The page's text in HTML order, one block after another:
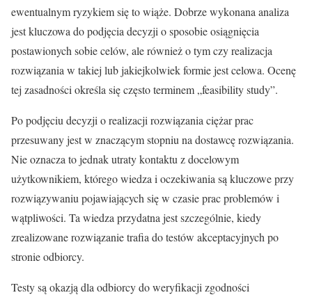
ewentualnym ryzykiem się to wiąże. Dobrze wykonana analiza
jest kluczowa do podjęcia decyzji o sposobie osiągnięcia
postawionych sobie celów, ale również o tym czy realizacja
rozwiązania w takiej lub jakiejkolwiek formie jest celowa. Ocenę
tej zasadności określa się często terminem „feasibility study”.
Po podjęciu decyzji o realizacji rozwiązania ciężar prac
przesuwany jest w znaczącym stopniu na dostawcę rozwiązania.
Nie oznacza to jednak utraty kontaktu z docelowym
użytkownikiem, którego wiedza i oczekiwania są kluczowe przy
rozwiązywaniu pojawiających się w czasie prac problemów i
wątpliwości. Ta wiedza przydatna jest szczególnie, kiedy
zrealizowane rozwiązanie trafia do testów akceptacyjnych po
stronie odbiorcy.
Testy są okazją dla odbiorcy do weryfikacji zgodności